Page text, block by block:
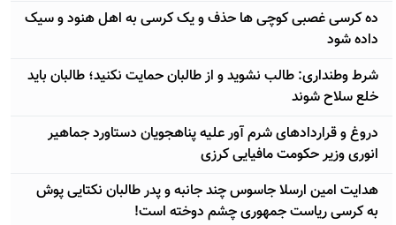
ده کرسی غصبی کوچی ها حذف و یک کرسی به اهل هنود و سیک
داده شود
شرط وطنداری: طالب نشوید و از طالبان حمایت نکنید؛ طالبان باید
خلع سلاح شوند
دروغ و قراردادهای شرم آور علیه پناهجویان دستاورد جماهیر
انوری وزیر حکومت مافیایی کرزی
هدایت امین ارسلا جاسوس چند جانبه و پدر طالبان نکتایی پوش
به کرسی ریاست جمهوری چشم دوخته است!